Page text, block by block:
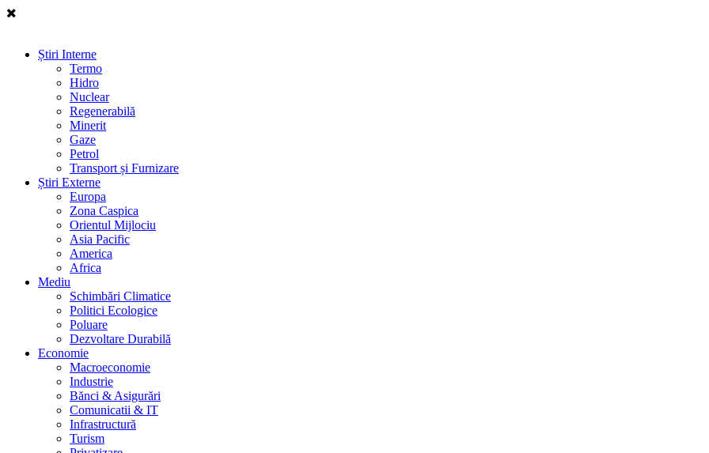
Știri Interne
Termo
Hidro
Nuclear
Regenerabilă
Minerit
Gaze
Petrol
Transport și Furnizare
Știri Externe
Europa
Zona Caspica
Orientul Mijlociu
Asia Pacific
America
Africa
Mediu
Schimbări Climatice
Politici Ecologice
Poluare
Dezvoltare Durabilă
Economie
Macroeconomie
Industrie
Bănci & Asigurări
Comunicatii & IT
Infrastructură
Turism